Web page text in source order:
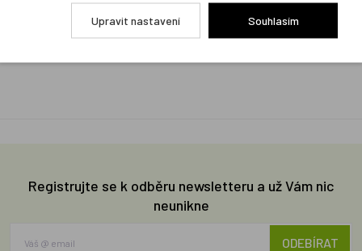
Objednávky obsahující jen skladové položky
expedujeme i v den objednávky, ostatní dle dodací
Registrujte se k odběru newsletteru a už Vám nic
neunikne
ODEBÍRAT
Upravit nastavení Souhlasím